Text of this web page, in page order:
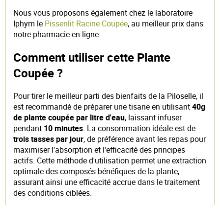
Nous vous proposons également chez le laboratoire
Iphym le Pissenlit Racine Coupée, au meilleur prix dans
notre pharmacie en ligne.
Comment utiliser cette Plante
Coupée ?
Pour tirer le meilleur parti des bienfaits de la Piloselle, il
est recommandé de préparer une tisane en utilisant40g
de plante coupée par litre d'eau, laissant infuser
pendant 10 minutes. La consommation idéale est de
trois tasses par jour, de préférence avant les repas pour
maximiser l'absorption et l'efficacité des principes
actifs. Cette méthode d'utilisation permet une extraction
optimale des composés bénéfiques de la plante,
assurant ainsi une efficacité accrue dans le traitement
des conditions ciblées.